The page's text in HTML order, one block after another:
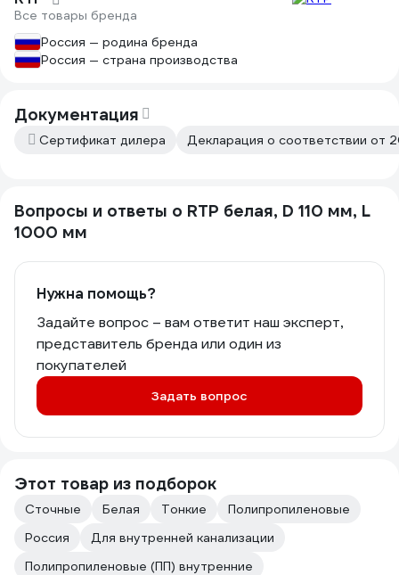
Все товары бренда
Россия — родина бренда
Россия — страна производства
Документация
Сертификат дилера Декларация о соответствии от
Вопросы и ответы о RTP белая, D 110 мм, L
1000 мм
Нужна помощь?
Задайте вопрос – вам ответит наш эксперт,
представитель бренда или один из
покупателей
Задать вопрос
Этот товар из подборок
Сточные Белая Тонкие
Полипропиленовые
Россия
Для внутренней канализации
Полипропиленовые (ПП) внутренние